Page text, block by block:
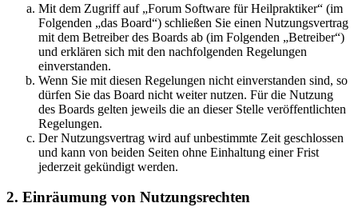
Mit dem Zugriff auf „Forum Software für Heilpraktiker“ (im
Folgenden „das Board“) schließen Sie einen Nutzungsvertrag
mit dem Betreiber des Boards ab (im Folgenden „Betreiber“)
und erklären sich mit den nachfolgenden Regelungen
einverstanden.
Wenn Sie mit diesen Regelungen nicht einverstanden sind, so
dürfen Sie das Board nicht weiter nutzen. Für die Nutzung
des Boards gelten jeweils die an dieser Stelle veröffentlichten
Regelungen.
Der Nutzungsvertrag wird auf unbestimmte Zeit geschlossen
und kann von beiden Seiten ohne Einhaltung einer Frist
jederzeit gekündigt werden.
2. Einräumung von Nutzungsrechten